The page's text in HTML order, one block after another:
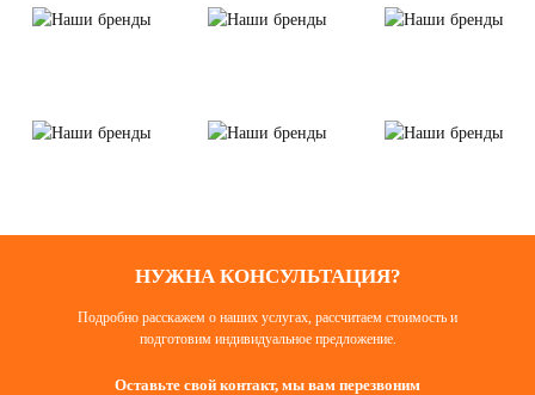
НУЖНА КОНСУЛЬТАЦИЯ?
Подробно расскажем о наших услугах, рассчитаем стоимость и
подготовим индивидуальное предложение.
Оставьте свой контакт, мы вам перезвоним